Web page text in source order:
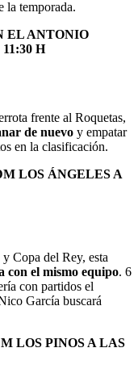
la temporada.
EL ANTONIO
H
frente al Roquetas,
de nuevo y empatar
en la clasificación.
LOS ÁNGELES A
Copa del Rey, esta
con el mismo equipo. 6
con partidos el
García buscará
LOS PINOS A LAS